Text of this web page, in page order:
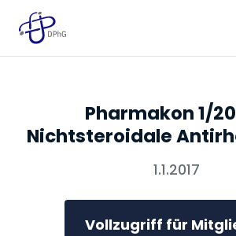
Pharmakon 1/
Nichtsteroidale
1.1.2017
Vollzugriff für